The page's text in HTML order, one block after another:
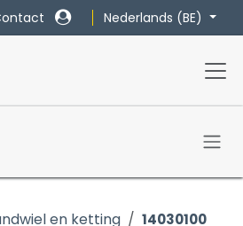
Nederlands (BE)
en ketting 14030100